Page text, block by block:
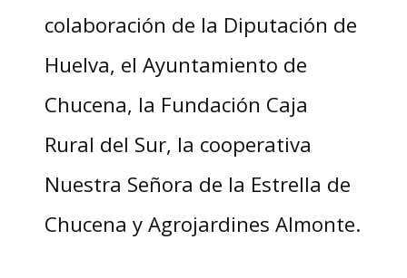
colaboración de la Diputación de
Huelva, el Ayuntamiento de
Chucena, la Fundación Caja
Rural del Sur, la cooperativa
Nuestra Señora de la Estrella de
Chucena y Agrojardines Almonte.